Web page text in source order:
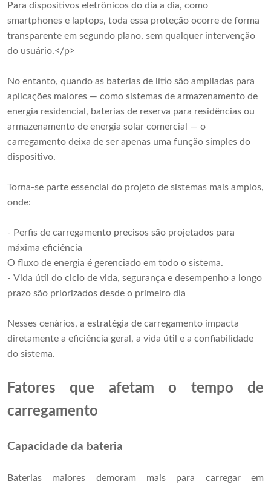
Para dispositivos eletrônicos do dia a dia, como
smartphones e laptops, toda essa proteção ocorre de forma
transparente em segundo plano, sem qualquer intervenção
do usuário.</p>
No entanto, quando as baterias de lítio são ampliadas para
aplicações maiores — como sistemas de armazenamento de
energia residencial, baterias de reserva para residências ou
armazenamento de energia solar comercial — o
carregamento deixa de ser apenas uma função simples do
dispositivo.
Torna-se parte essencial do projeto de sistemas mais amplos,
onde:
- Perfis de carregamento precisos são projetados para
máxima eficiência
O fluxo de energia é gerenciado em todo o sistema.
- Vida útil do ciclo de vida, segurança e desempenho a longo
prazo são priorizados desde o primeiro dia
Nesses cenários, a estratégia de carregamento impacta
diretamente a eficiência geral, a vida útil e a confiabilidade
do sistema.
Fatores que afetam o tempo de
carregamento
Capacidade da bateria
Baterias maiores demoram mais para carregar em